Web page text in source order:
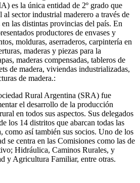
es la única entidad de 2º grado que
al sector industrial maderero a través de
en las distintas provincias del país. En
productores de envases y
molduras, aserraderos, carpintería en
maderas y piezas para la
maderas compensadas, tableros de
de madera, viviendas industrializadas,
de madera.:
Rural Argentina (SRA) fue
el desarrollo de la producción
en todos sus aspectos. Sus delegados
los 14 distritos que abarcan todas las
como así también sus socios. Uno de los
se centra en las Comisiones como las de
Hidráulica, Caminos Rurales, y
y Agricultura Familiar, entre otras.